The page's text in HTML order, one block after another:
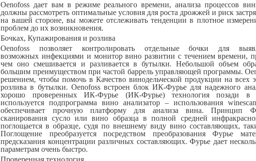
Oenofoss дает вам в режиме реального времени, анализа процессов
должны рассмотреть оптимальные условия для роста дрожжей и риск
на вашей стороне, вы можете отслеживать тенденции в плотное
проблем до их возникновения.
Бочках, Купажирования и розлива
Oenofoss позволяет контролировать отдельные бочки для
возможных инфекциями и монитор вино развитии с течением времени,
чем оно смешивается и разливается в бутылки. Небольшой объем
большим преимуществом при частой баррель управляющей программы.
решением, чтобы помочь в Качество винодельческой продукции на всех
розлива в бутылки. Oenofoss встроен блок ИК-Фурье для надежного
хорошо проверенных ИК-Фурье (ИК-Фурье) технология позади в
используется подпрограмма вино анализатор – использования
обеспечивает прочную платформу для анализа вина. Принцип
сканирования сусло или вино образца в полной средней
поглощается в образце, судя по внешнему виду вино составляющих,
Поглощение преобразуется посредством преобразования Фурье
предсказания концентрации различных составляющих. Фурье дает
параметрам очень быстро.
Проверенная технология